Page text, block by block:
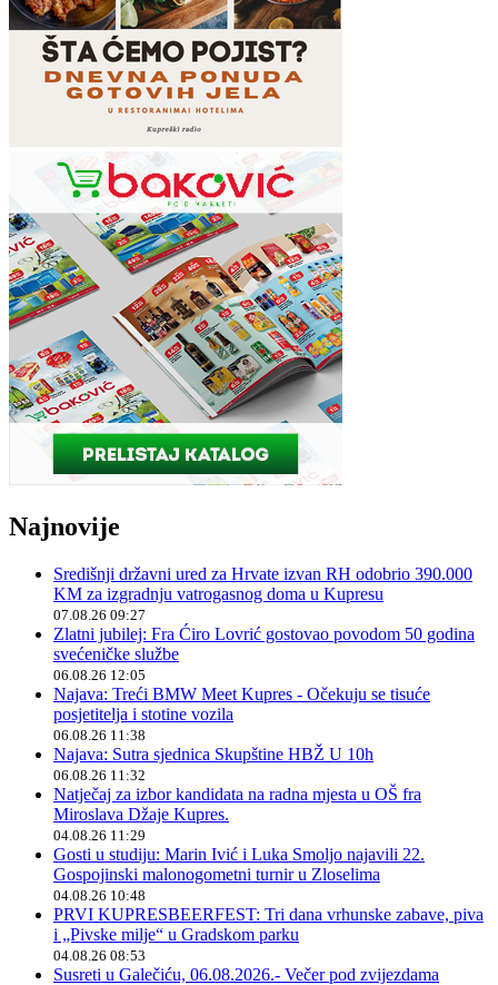
Najnovije
Središnji državni ured za Hrvate izvan RH odobrio 390.000
KM za izgradnju vatrogasnog doma u Kupresu
07.08.26 09:27
Zlatni jubilej: Fra Ćiro Lovrić gostovao povodom 50 godina
svećeničke službe
06.08.26 12:05
Najava: Treći BMW Meet Kupres - Očekuju se tisuće
posjetitelja i stotine vozila
06.08.26 11:38
Najava: Sutra sjednica Skupštine HBŽ U 10h
06.08.26 11:32
Natječaj za izbor kandidata na radna mjesta u OŠ fra
Miroslava Džaje Kupres.
04.08.26 11:29
Gosti u studiju: Marin Ivić i Luka Smoljo najavili 22.
Gospojinski malonogometni turnir u Zloselima
04.08.26 10:48
PRVI KUPRESBEERFEST: Tri dana vrhunske zabave, piva
i „Pivske milje“ u Gradskom parku
04.08.26 08:53
Susreti u Galečiću, 06.08.2026.- Večer pod zvijezdama